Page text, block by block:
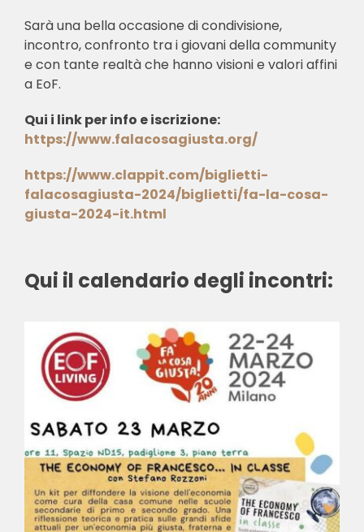
Sarà una bella occasione di condivisione,
incontro, confronto tra i giovani della community
e con tante realtà che hanno visioni e valori affini
a EoF.
Qui i link per info e iscrizione:
https://www.falacosagiusta.org/
https://www.clappit.com/biglietti-
falacosagiusta-2024/biglietti/fa-la-cosa-
giusta-2024-it.html
Qui il calendario degli incontri: